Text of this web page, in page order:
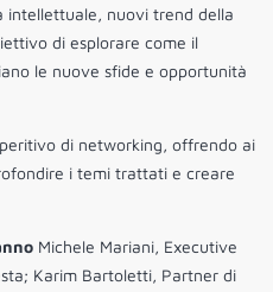
nuovi trend della
di esplorare come il
le nuove sfide e opportunità
di networking, offrendo ai
i temi trattati e creare
Michele Mariani, Executive
Karim Bartoletti, Partner di